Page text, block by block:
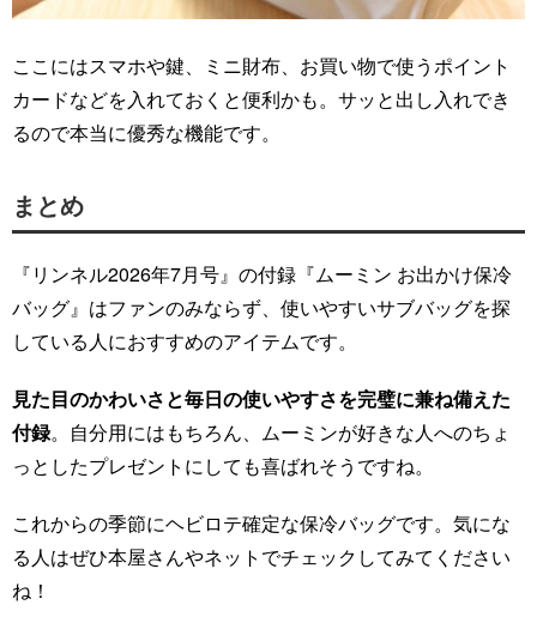
ここにはスマホや鍵、ミニ財布、お買い物で使うポイント
カードなどを入れておくと便利かも。サッと出し入れでき
るので本当に優秀な機能です。
まとめ
『リンネル2026年7月号』の付録『ムーミン お出かけ保冷
バッグ』はファンのみならず、使いやすいサブバッグを探
している人におすすめのアイテムです。
見た目のかわいさと毎日の使いやすさを完璧に兼ね備えた
付録。自分用にはもちろん、ムーミンが好きな人へのちょ
っとしたプレゼントにしても喜ばれそうですね。
これからの季節にヘビロテ確定な保冷バッグです。気にな
る人はぜひ本屋さんやネットでチェックしてみてください
ね！